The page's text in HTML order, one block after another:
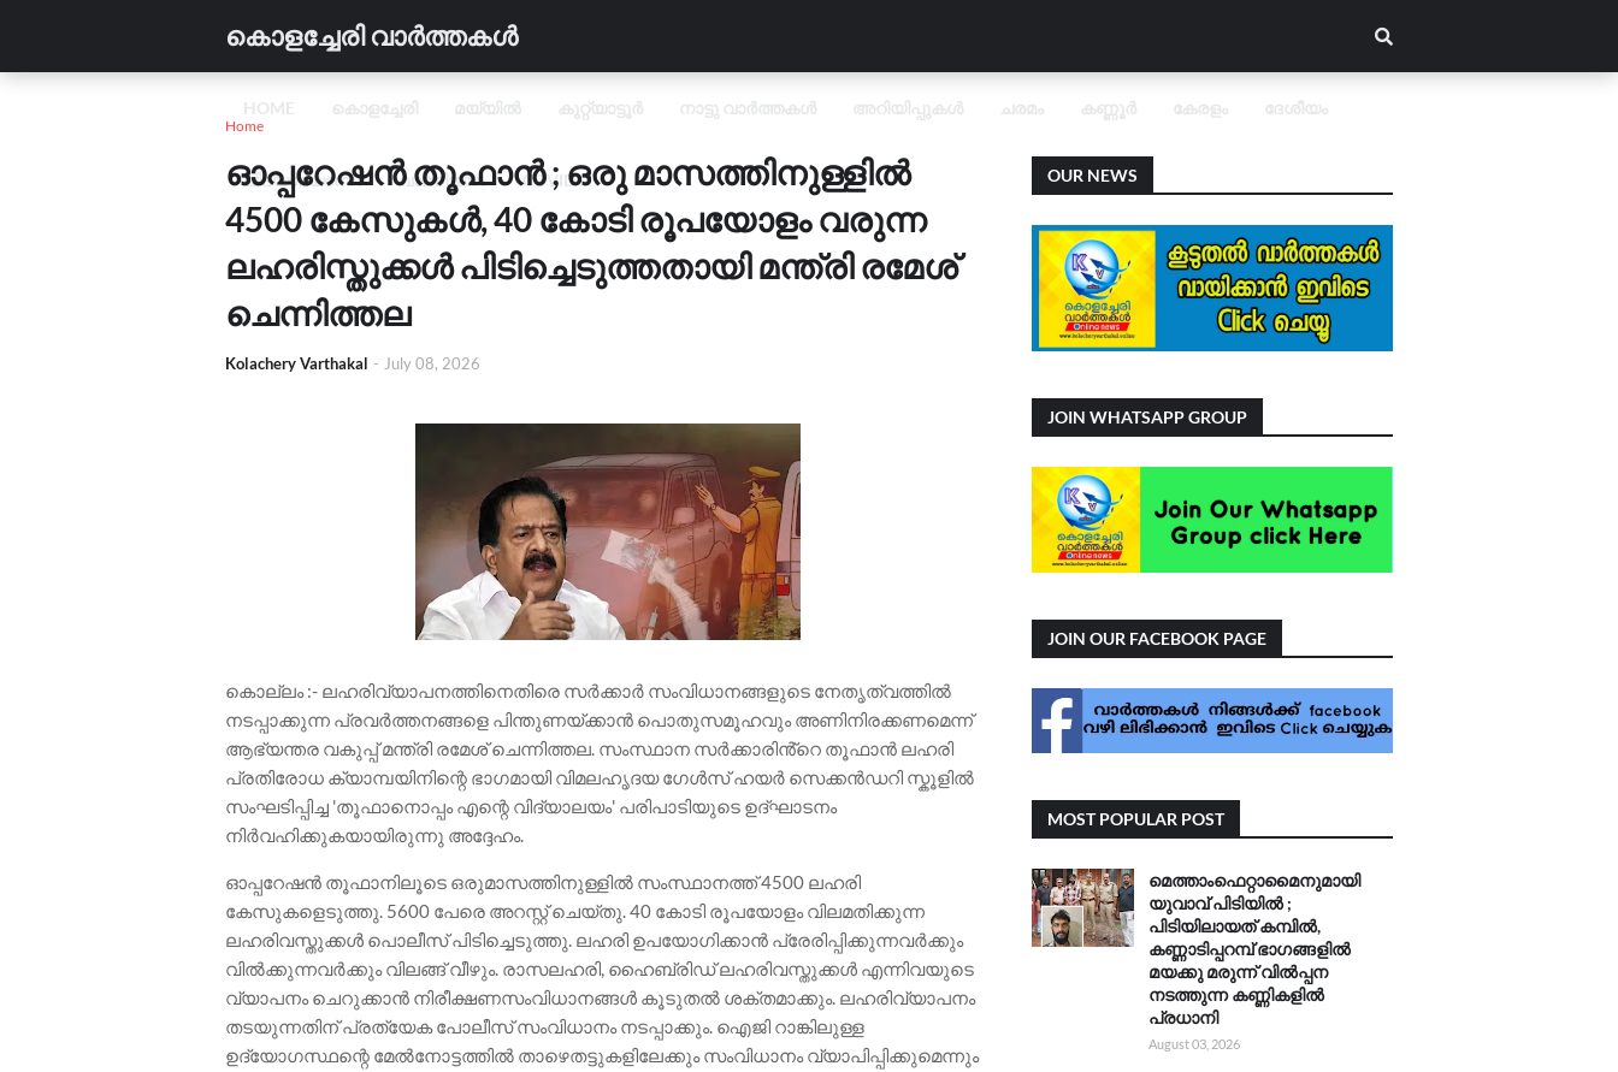
കൊളച്ചേരി വാർത്തകൾ
HOME കൊളച്ചേരി മയ്യിൽ കുറ്റ്യാട്ടൂർ നാട്ടു വാർത്തകൾ അറിയിപ്പുകൾ ചരമം കണ്ണൂർ കേരളം ദേശീയം
വിദ്യാഭ്യാസം വാണിജ്യം COVID
Home
ഓപ്പറേഷൻ തൂഫാൻ ; ഒരു മാസത്തിനുള്ളിൽ
4500 കേസുകൾ, 40 കോടി രൂപയോളം വരുന്ന
ലഹരിസ്തുക്കൾ പിടിച്ചെടുത്തതായി മന്ത്രി രമേശ്
ചെന്നിത്തല
Kolachery Varthakal - July 08, 2026
കൊല്ലം :- ലഹരിവ്യാപനത്തിനെതിരെ സർക്കാർ സംവിധാനങ്ങളുടെ നേതൃത്വത്തിൽ
നടപ്പാക്കുന്ന പ്രവർത്തനങ്ങളെ പിന്തുണയ്ക്കാൻ പൊതുസമൂഹവും അണിനിരക്കണമെന്ന്
ആഭ്യന്തര വകുപ്പ് മന്ത്രി രമേശ് ചെന്നിത്തല. സംസ്ഥാന സർക്കാരിൻ്റെ തൂഫാൻ ലഹരി
പ്രതിരോധ ക്യാമ്പയിനിന്റെ ഭാഗമായി വിമലഹൃദയ ഗേൾസ് ഹയർ സെക്കൻഡറി സ്കൂളിൽ
സംഘടിപ്പിച്ച 'തൂഫാനൊപ്പം എന്റെ വിദ്യാലയം' പരിപാടിയുടെ ഉദ്ഘാടനം
നിർവഹിക്കുകയായിരുന്നു അദ്ദേഹം.
ഓപ്പറേഷൻ തൂഫാനിലൂടെ ഒരുമാസത്തിനുള്ളിൽ സംസ്ഥാനത്ത് 4500 ലഹരി
കേസുകളെടുത്തു. 5600 പേരെ അറസ്റ്റ് ചെയ്‌തു. 40 കോടി രൂപയോളം വിലമതിക്കുന്ന
ലഹരിവസ്തുക്കൾ പൊലീസ് പിടിച്ചെടുത്തു. ലഹരി ഉപയോഗിക്കാൻ പ്രേരിപ്പിക്കുന്നവർക്കും
വിൽക്കുന്നവർക്കും വിലങ്ങ് വീഴും. രാസലഹരി, ഹൈബ്രിഡ് ലഹരിവസ്തുക്കൾ എന്നിവയുടെ
വ്യാപനം ചെറുക്കാൻ നിരീക്ഷണസംവിധാനങ്ങൾ കൂടുതൽ ശക്തമാക്കും. ലഹരിവ്യാപനം
തടയുന്നതിന് പ്രത്യേക പോലീസ് സംവിധാനം നടപ്പാക്കും. ഐജി റാങ്കിലുള്ള
ഉദ്യോഗസ്ഥന്റെ മേൽനോട്ടത്തിൽ താഴെതട്ടുകളിലേക്കും സംവിധാനം വ്യാപിപ്പിക്കുമെന്നും
OUR NEWS
JOIN WHATSAPP GROUP
JOIN OUR FACEBOOK PAGE
MOST POPULAR POST
മെത്താംഫെറ്റാമൈനുമായി
യുവാവ് പിടിയിൽ ;
പിടിയിലായത് കമ്പിൽ,
കണ്ണാടിപ്പറമ്പ് ഭാഗങ്ങളിൽ
മയക്കു മരുന്ന് വിൽപ്പന
നടത്തുന്ന കണ്ണികളിൽ
പ്രധാനി
August 03, 2026